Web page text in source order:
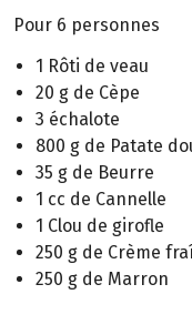
Pour 6 personnes
1 Rôti de veau
20 g de Cèpe
3 échalote
800 g de Patate
35 g de Beurre
1 cc de Cannelle
1 Clou de girofle
250 g de Crème
250 g de Marron